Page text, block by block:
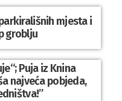
mjesta i
groblju
Puja iz Knina
najveća pobjeda,